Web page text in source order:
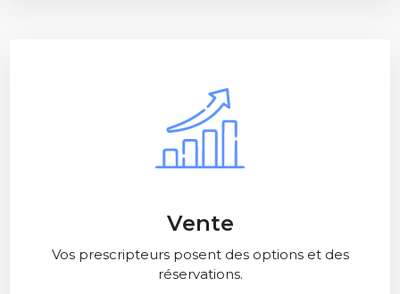
Vente
Vos prescripteurs posent des options et des
réservations.